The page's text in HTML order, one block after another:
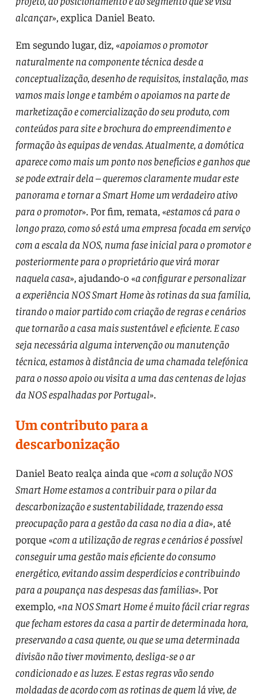
alcançar», explica Daniel Beato.
Em segundo lugar, diz, «apoiamos o promotor
naturalmente na componente técnica desde a
conceptualização, desenho de requisitos, instalação, mas
vamos mais longe e também o apoiamos na parte de
marketização e comercialização do seu produto, com
conteúdos para site e brochura do empreendimento e
formação às equipas de vendas. Atualmente, a domótica
aparece como mais um ponto nos benefícios e ganhos que
se pode extrair dela – queremos claramente mudar este
panorama e tornar a Smart Home um verdadeiro ativo
para o promotor». Por fim, remata, «estamos cá para o
longo prazo, como só está uma empresa focada em serviço
com a escala da NOS, numa fase inicial para o promotor e
posteriormente para o proprietário que virá morar
naquela casa», ajudando-o «a configurar e personalizar
a experiência NOS Smart Home às rotinas da sua família,
tirando o maior partido com criação de regras e cenários
que tornarão a casa mais sustentável e eficiente. E caso
seja necessária alguma intervenção ou manutenção
técnica, estamos à distância de uma chamada telefónica
para o nosso apoio ou visita a uma das centenas de lojas
da NOS espalhadas por Portugal».
Um contributo para a
descarbonização
Daniel Beato realça ainda que «com a solução NOS
Smart Home estamos a contribuir para o pilar da
descarbonização e sustentabilidade, trazendo essa
preocupação para a gestão da casa no dia a dia», até
porque «com a utilização de regras e cenários é possível
conseguir uma gestão mais eficiente do consumo
energético, evitando assim desperdícios e contribuindo
para a poupança nas despesas das famílias». Por
exemplo, «na NOS Smart Home é muito fácil criar regras
que fecham estores da casa a partir de determinada hora,
preservando a casa quente, ou que se uma determinada
divisão não tiver movimento, desliga-se o ar
condicionado e as luzes. E estas regras vão sendo
moldadas de acordo com as rotinas de quem lá vive, de